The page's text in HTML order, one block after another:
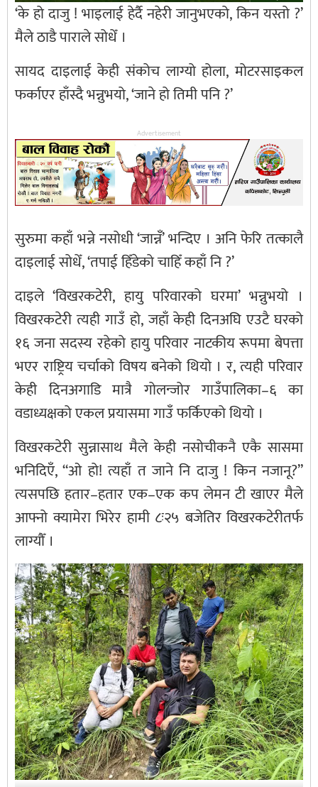
‘के हो दाजु ! भाइलाई हेर्दै नहेरी जानुभएको, किन यस्तो ?’
मैले ठाडै पाराले सोधेँ ।
सायद दाइलाई केही संकोच लाग्यो होला, मोटरसाइकल
फर्काएर हाँस्दै भन्नुभयो, ‘जाने हो तिमी पनि ?’
Advertisement
सुरुमा कहाँ भन्ने नसोधी ‘जान्नँ’ भन्दिए । अनि फेरि तत्कालै
दाइलाई सोधेँ, ‘तपाई हिँडेको चाहिँ कहाँ नि ?’
दाइले ‘विखरकटेरी, हायु परिवारको घरमा’ भन्नुभयो ।
विखरकटेरी त्यही गाउँ हो, जहाँ केही दिनअघि एउटै घरको
१६ जना सदस्य रहेको हायु परिवार नाटकीय रूपमा बेपत्ता
भएर राष्ट्रिय चर्चाको विषय बनेको थियो । र, त्यही परिवार
केही दिनअगाडि मात्रै गोलन्जोर गाउँपालिका–६ का
वडाध्यक्षको एकल प्रयासमा गाउँ फर्किएको थियो ।
विखरकटेरी सुन्नासाथ मैले केही नसोचीकनै एकै सासमा
भनिदिएँ, “ओ हो! त्यहाँ त जाने नि दाजु ! किन नजानू?”
त्यसपछि हतार–हतार एक–एक कप लेमन टी खाएर मैले
आफ्नो क्यामेरा भिरेर हामी ८ः२५ बजेतिर विखरकटेरीतर्फ
लाग्यौँ ।